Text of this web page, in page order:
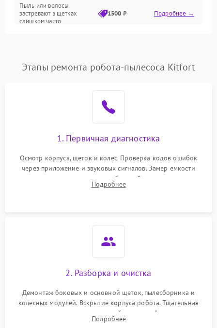
Программные сбои
Пыль или волосы
застревают в щетках
слишком часто
1500 ₽ Подробнее →
Этапы ремонта робота-пылесоса Kitfort
1. Первичная диагностика
Осмотр корпуса, щеток и колес. Проверка кодов ошибок
через приложение и звуковых сигналов. Замер емкости
аккумулятора и тестирование базовой станции зарядки.
Оценка работы лидара, бампера и датчиков падения для
Подробнее
2. Разборка и очистка
Демонтаж боковых и основной щеток, пылесборника и
колесных модулей. Вскрытие корпуса робота. Тщательная
очистка внутренних полостей, шестерней и плат от
скопившейся пыли, волос и шерсти животных с
Подробнее